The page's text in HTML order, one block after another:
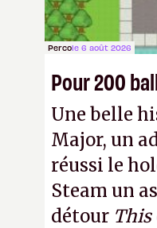
Percole 6 août 2026
Pour 200
Une belle
Major, un
réussi le
Steam un
détour This